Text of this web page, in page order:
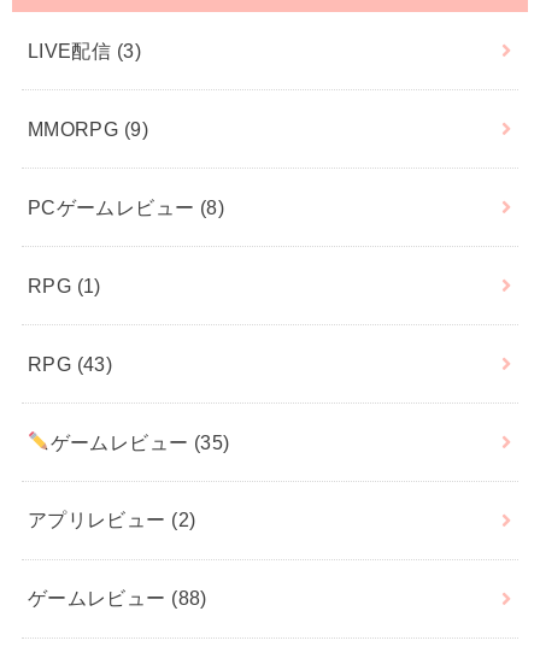
LIVE配信 (3)
MMORPG (9)
PCゲームレビュー (8)
RPG (1)
RPG (43)
ゲームレビュー (35)
アプリレビュー (2)
ゲームレビュー (88)